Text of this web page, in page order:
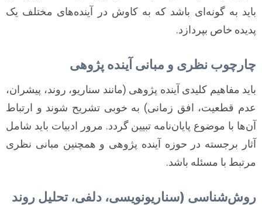
باید به گونه‌ای باشد که به کاوش در آینده‌های مختلف یک
پدیده خاص بپردازد.
چارچوب نظری و مبانی آینده پژوهی
باید مفاهیم کلیدی آینده پژوهی (مانند سناریو، روند، پیشران،
عدم قطعیت، افق زمانی) به خوبی تشریح شوند و ارتباط
آن‌ها با موضوع پایان‌نامه تبیین گردد. مرور ادبیات باید شامل
آثار برجسته در حوزه آینده پژوهی و همچنین مبانی نظری
مرتبط با مسئله باشد.
روش‌شناسی (سناریونویسی، دلفی، تحلیل روند